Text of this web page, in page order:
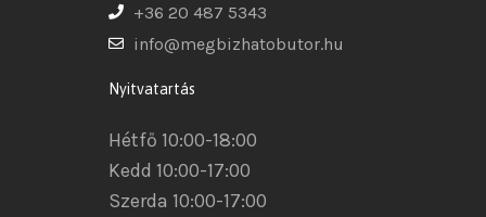
+36 20 487 5343
info@megbizhatobutor.hu
Nyitvatartás
Hétfő 10:00-18:00
Kedd 10:00-17:00
Szerda 10:00-17:00